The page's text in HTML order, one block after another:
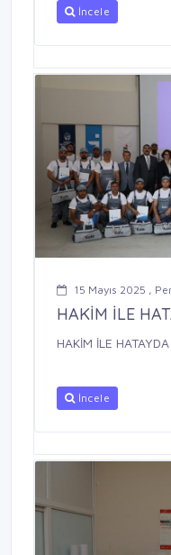
İncele
15 Mayıs 2025 ,
HAKİM İLE
HAKİM İLE
İncele